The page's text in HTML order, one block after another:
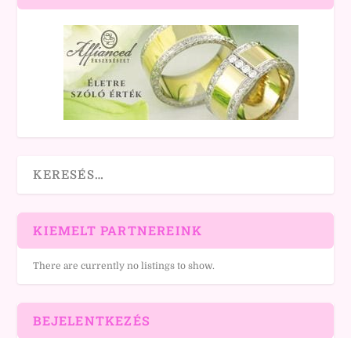
KIEMELT PARTNEREINK
There are currently no listings to show.
BEJELENTKEZÉS